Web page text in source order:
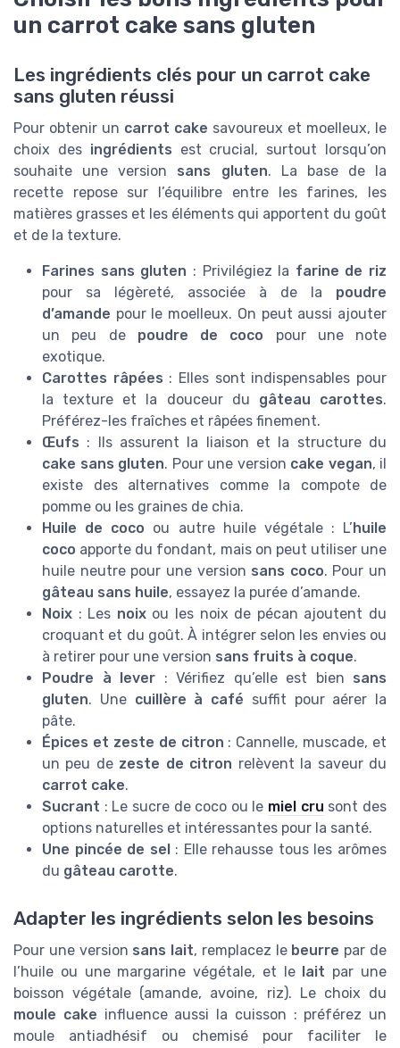
un carrot cake sans gluten
Les ingrédients clés pour un carrot cake
sans gluten réussi
Pour obtenir un carrot cake savoureux et moelleux, le
choix des ingrédients est crucial, surtout lorsqu’on
souhaite une version sans gluten. La base de la
recette repose sur l’équilibre entre les farines, les
matières grasses et les éléments qui apportent du goût
et de la texture.
Farines sans gluten : Privilégiez la farine de riz
pour sa légèreté, associée à de la poudre
d’amande pour le moelleux. On peut aussi ajouter
un peu de poudre de coco pour une note
exotique.
Carottes râpées : Elles sont indispensables pour
la texture et la douceur du gâteau carottes.
Préférez-les fraîches et râpées finement.
Œufs : Ils assurent la liaison et la structure du
cake sans gluten. Pour une version cake vegan, il
existe des alternatives comme la compote de
pomme ou les graines de chia.
Huile de coco ou autre huile végétale : L’huile
coco apporte du fondant, mais on peut utiliser une
huile neutre pour une version sans coco. Pour un
gâteau sans huile, essayez la purée d’amande.
Noix : Les noixou les noix de pécan ajoutent du
croquant et du goût. À intégrer selon les envies ou
à retirer pour une version sans fruits à coque.
Poudre à lever : Vérifiez qu’elle est bien sans
gluten. Une cuillère à café suffit pour aérer la
pâte.
Épices et zeste de citron : Cannelle, muscade, et
un peu de zeste de citron relèvent la saveur du
carrot cake.
Sucrant : Le sucre de coco ou le miel cru sont des
options naturelles et intéressantes pour la santé.
Une pincée de sel: Elle rehausse tous les arômes
du gâteau carotte.
Adapter les ingrédients selon les besoins
Pour une version sans lait, remplacez le beurre par de
l’huile ou une margarine végétale, et le
lait par une
boisson végétale (amande, avoine, riz). Le choix du
moule cake influence aussi la cuisson : préférez un
moule antiadhésif ou chemisé pour faciliter le